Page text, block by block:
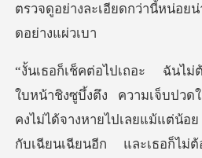
ตรวจดูอย่างละเอียดกว่านี้ห
วามเจ็บปวด
คงไม่ได้จางหายไปเลยแม้แต่น้อ